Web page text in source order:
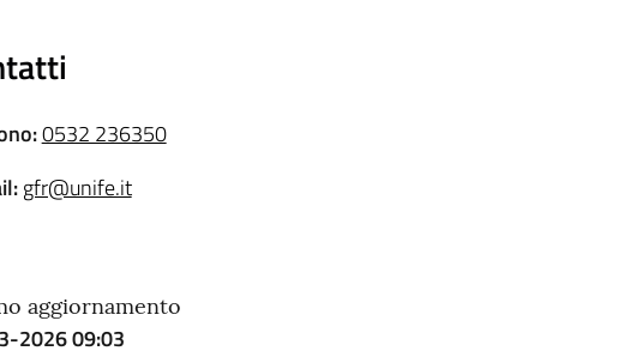
:0532 236350
:gfr@unife.it
aggiornamento
2026 09:03